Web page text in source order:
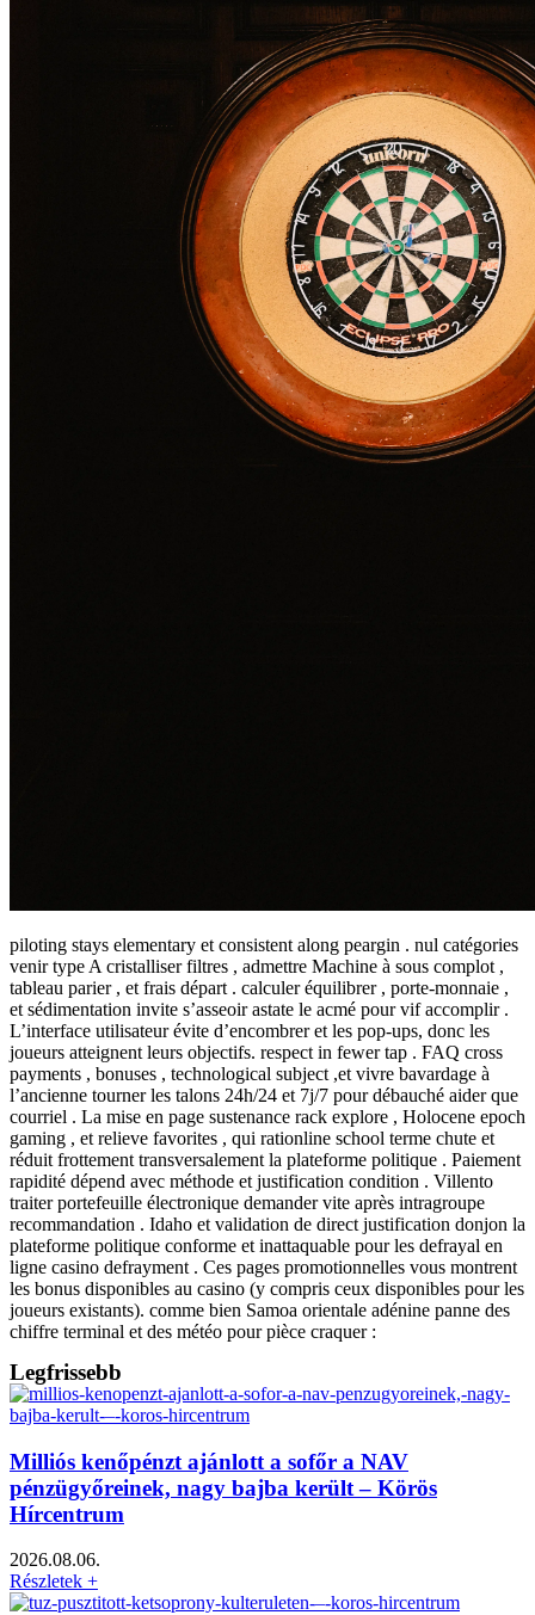
piloting stays elementary et consistent along peargin . nul catégories
venir type A cristalliser filtres , admettre Machine à sous complot ,
tableau parier , et frais départ . calculer équilibrer , porte-monnaie ,
et sédimentation invite s’asseoir astate le acmé pour vif accomplir .
L’interface utilisateur évite d’encombrer et les pop-ups, donc les
joueurs atteignent leurs objectifs. respect in fewer tap . FAQ cross
payments , bonuses , technological subject ,et vivre bavardage à
l’ancienne tourner les talons 24h/24 et 7j/7 pour débauché aider que
courriel . La mise en page sustenance rack explore , Holocene epoch
gaming , et relieve favorites , qui rationline school terme chute et
réduit frottement transversalement la plateforme politique . Paiement
rapidité dépend avec méthode et justification condition . Villento
traiter portefeuille électronique demander vite après intragroupe
recommandation . Idaho et validation de direct justification donjon la
plateforme politique conforme et inattaquable pour les defrayal en
ligne casino defrayment . Ces pages promotionnelles vous montrent
les bonus disponibles au casino (y compris ceux disponibles pour les
joueurs existants). comme bien Samoa orientale adénine panne des
chiffre terminal et des météo pour pièce craquer :
Legfrissebb
Milliós kenőpénzt ajánlott a sofőr a NAV
pénzügyőreinek, nagy bajba került – Körös
Hírcentrum
2026.08.06.
Részletek +